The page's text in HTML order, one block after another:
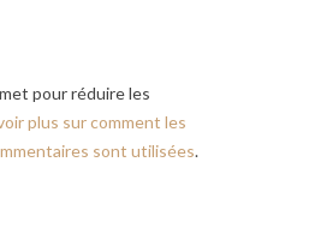
pour réduire les
plus sur comment les
sont utilisées.